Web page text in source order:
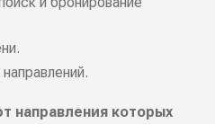
направления которых